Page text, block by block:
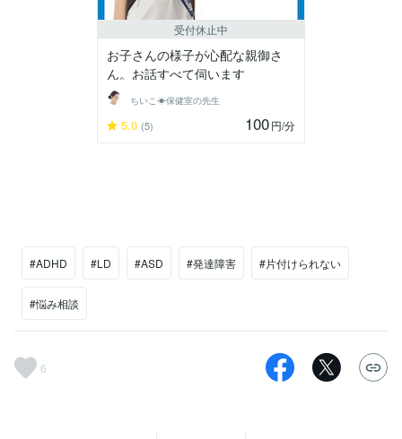
受付休止中
お子さんの様子が心配な親御さ
ん。お話すべて伺います
ちいこ☀保健室の先生
5.0 (5) 100円/分
#ADHD #LD #ASD #発達障害 #片付けられない
#悩み相談
6